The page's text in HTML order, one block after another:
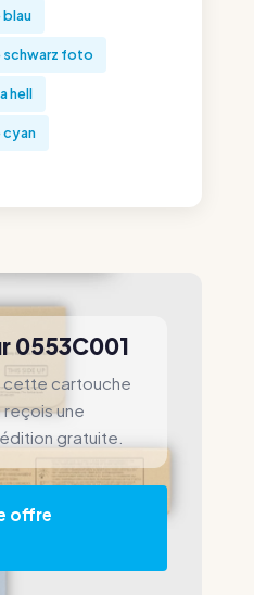
blau
schwarz foto
hell
cyan
0553C001
cette cartouche
une
gratuite.
offre